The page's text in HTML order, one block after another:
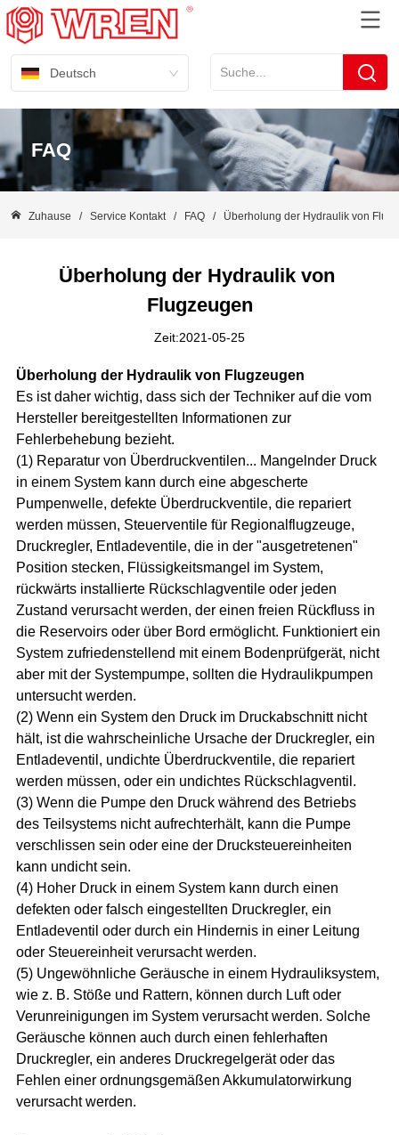
Deutsch
FAQ
Zuhause / Service Kontakt / FAQ / Überholung der Hydraulik von
Überholung der Hydraulik von
Flugzeugen
Zeit:2021-05-25
Überholung der Hydraulik von Flugzeugen
Es ist daher wichtig, dass sich der Techniker auf die vom
Hersteller bereitgestellten Informationen zur
Fehlerbehebung bezieht.
(1) Reparatur von Überdruckventilen... Mangelnder Druck
in einem System kann durch eine abgescherte
Pumpenwelle, defekte Überdruckventile, die repariert
werden müssen, Steuerventile für Regionalflugzeuge,
Druckregler, Entladeventile, die in der "ausgetretenen"
Position stecken, Flüssigkeitsmangel im System,
rückwärts installierte Rückschlagventile oder jeden
Zustand verursacht werden, der einen freien Rückfluss in
die Reservoirs oder über Bord ermöglicht. Funktioniert ein
System zufriedenstellend mit einem Bodenprüfgerät, nicht
aber mit der Systempumpe, sollten die Hydraulikpumpen
untersucht werden.
(2) Wenn ein System den Druck im Druckabschnitt nicht
hält, ist die wahrscheinliche Ursache der Druckregler, ein
Entladeventil, undichte Überdruckventile, die repariert
werden müssen, oder ein undichtes Rückschlagventil.
(3) Wenn die Pumpe den Druck während des Betriebs
des Teilsystems nicht aufrechterhält, kann die Pumpe
verschlissen sein oder eine der Drucksteuereinheiten
kann undicht sein.
(4) Hoher Druck in einem System kann durch einen
defekten oder falsch eingestellten Druckregler, ein
Entladeventil oder durch ein Hindernis in einer Leitung
oder Steuereinheit verursacht werden.
(5) Ungewöhnliche Geräusche in einem Hydrauliksystem,
wie z. B. Stöße und Rattern, können durch Luft oder
Verunreinigungen im System verursacht werden. Solche
Geräusche können auch durch einen fehlerhaften
Druckregler, ein anderes Druckregelgerät oder das
Fehlen einer ordnungsgemäßen Akkumulatorwirkung
verursacht werden.